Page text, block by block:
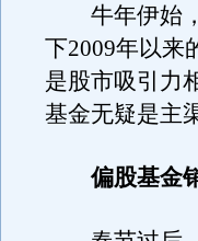
牛年伊始，
下2009年以来
是股市吸引力
基金无疑是主
偏股基金